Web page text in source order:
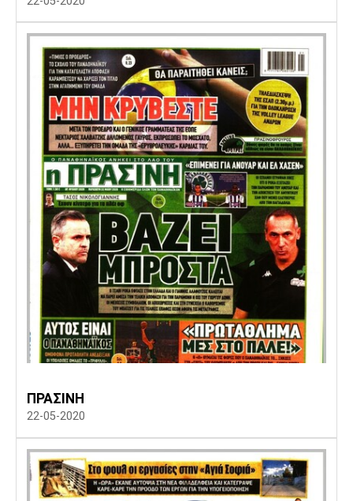
Λίβερπουλ
Σίτι
Ίντερ Μίλαν Μπάγερν
Μπορούσια
Ντόρτμουντ
Παρί Σεν
Ζερμέν
Μαρσέιγ
Μονακό
Ερυθρός
Αστέρας
Τότεναμ
ΠΡΑΣΙΝΗ
22-05-2020